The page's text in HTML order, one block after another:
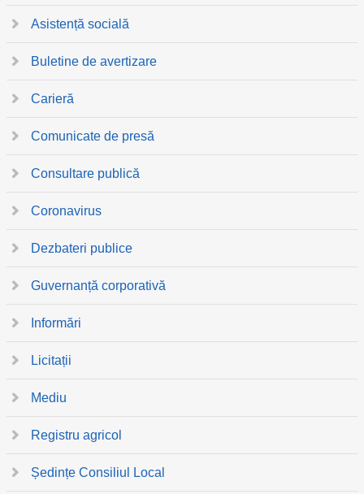
Asistență socială
Buletine de avertizare
Carieră
Comunicate de presă
Consultare publică
Coronavirus
Dezbateri publice
Guvernanță corporativă
Informări
Licitații
Mediu
Registru agricol
Ședințe Consiliul Local